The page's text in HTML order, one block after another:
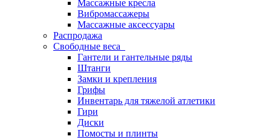
Массажные кресла
Вибромассажеры
Массажные аксессуары
Распродажа
Свободные веса
Гантели и гантельные ряды
Штанги
Замки и крепления
Грифы
Инвентарь для тяжелой атлетики
Гири
Диски
Помосты и плинты